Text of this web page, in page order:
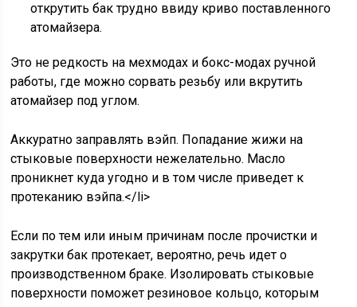
открутить бак трудно ввиду криво поставленного
атомайзера.
Это не редкость на мехмодах и бокс-модах ручной
работы, где можно сорвать резьбу или вкрутить
атомайзер под углом.
Аккуратно заправлять вэйп. Попадание жижи на
стыковые поверхности нежелательно. Масло
проникнет куда угодно и в том числе приведет к
протеканию вэйпа.</li>
Если по тем или иным причинам после прочистки и
закрутки бак протекает, вероятно, речь идет о
производственном браке. Изолировать стыковые
поверхности поможет резиновое кольцо, которым